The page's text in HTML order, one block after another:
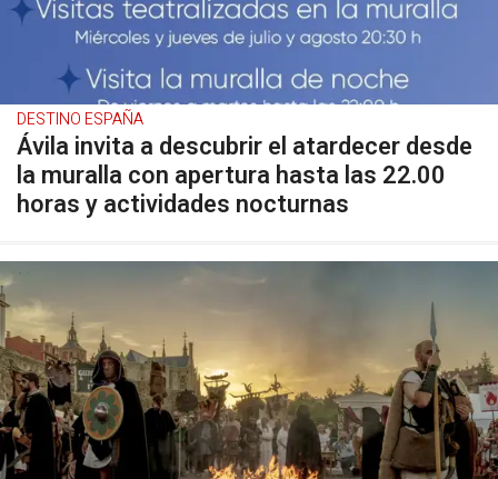
DESTINO ESPAÑA
Ávila invita a descubrir el atardecer desde
la muralla con apertura hasta las 22.00
horas y actividades nocturnas